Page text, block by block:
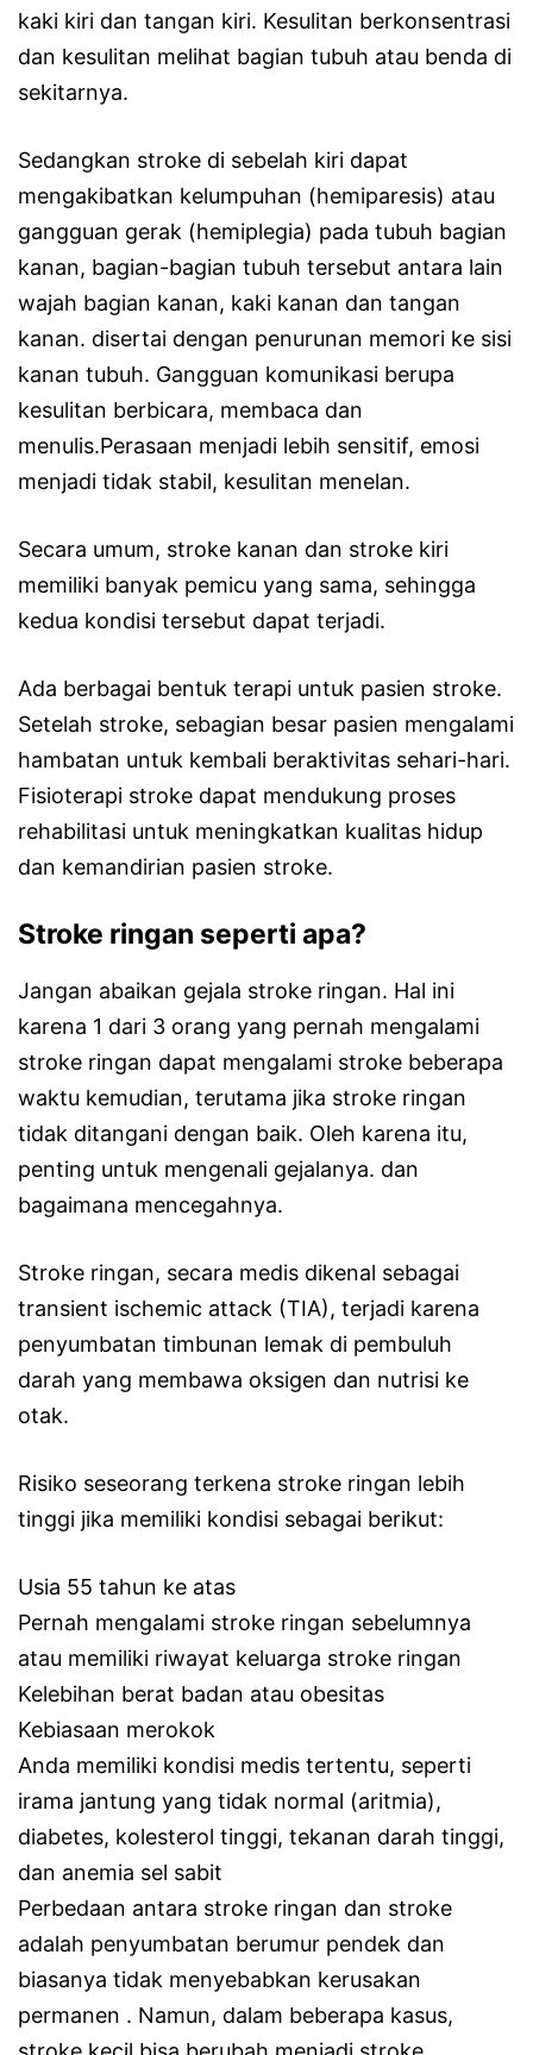
kaki kiri dan tangan kiri. Kesulitan berkonsentrasi
dan kesulitan melihat bagian tubuh atau benda di
sekitarnya.
Sedangkan stroke di sebelah kiri dapat
mengakibatkan kelumpuhan (hemiparesis) atau
gangguan gerak (hemiplegia) pada tubuh bagian
kanan, bagian-bagian tubuh tersebut antara lain
wajah bagian kanan, kaki kanan dan tangan
kanan. disertai dengan penurunan memori ke sisi
kanan tubuh. Gangguan komunikasi berupa
kesulitan berbicara, membaca dan
menulis.Perasaan menjadi lebih sensitif, emosi
menjadi tidak stabil, kesulitan menelan.
Secara umum, stroke kanan dan stroke kiri
memiliki banyak pemicu yang sama, sehingga
kedua kondisi tersebut dapat terjadi.
Ada berbagai bentuk terapi untuk pasien stroke.
Setelah stroke, sebagian besar pasien mengalami
hambatan untuk kembali beraktivitas sehari-hari.
Fisioterapi stroke dapat mendukung proses
rehabilitasi untuk meningkatkan kualitas hidup
dan kemandirian pasien stroke.
Stroke ringan seperti apa?
Jangan abaikan gejala stroke ringan. Hal ini
karena 1 dari 3 orang yang pernah mengalami
stroke ringan dapat mengalami stroke beberapa
waktu kemudian, terutama jika stroke ringan
tidak ditangani dengan baik. Oleh karena itu,
penting untuk mengenali gejalanya. dan
bagaimana mencegahnya.
Stroke ringan, secara medis dikenal sebagai
transient ischemic attack (TIA), terjadi karena
penyumbatan timbunan lemak di pembuluh
darah yang membawa oksigen dan nutrisi ke
otak.
Risiko seseorang terkena stroke ringan lebih
tinggi jika memiliki kondisi sebagai berikut:
Usia 55 tahun ke atas
Pernah mengalami stroke ringan sebelumnya
atau memiliki riwayat keluarga stroke ringan
Kelebihan berat badan atau obesitas
Kebiasaan merokok
Anda memiliki kondisi medis tertentu, seperti
irama jantung yang tidak normal (aritmia),
diabetes, kolesterol tinggi, tekanan darah tinggi,
dan anemia sel sabit
Perbedaan antara stroke ringan dan stroke
adalah penyumbatan berumur pendek dan
biasanya tidak menyebabkan kerusakan
permanen . Namun, dalam beberapa kasus,